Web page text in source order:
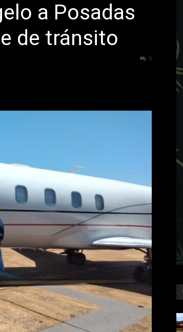
a Posadas
de tránsito
0